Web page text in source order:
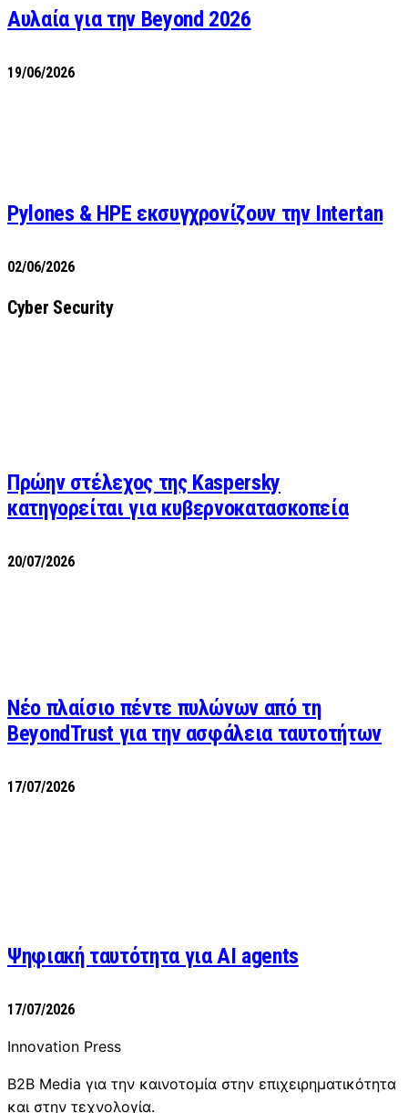
Αυλαία για την Beyond 2026
19/06/2026
Pylones & HPE εκσυγχρονίζουν την Intertan
02/06/2026
Cyber Security
Πρώην στέλεχος της Kaspersky
κατηγορείται για κυβερνοκατασκοπεία
20/07/2026
Νέο πλαίσιο πέντε πυλώνων από τη
BeyondTrust για την ασφάλεια ταυτοτήτων
17/07/2026
Ψηφιακή ταυτότητα για AI agents
17/07/2026
Innovation Press
B2B Media για την καινοτομία στην επιχειρηματικότητα
και στην τεχνολογία.